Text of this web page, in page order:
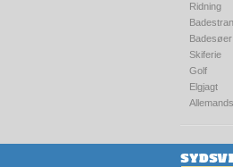
Ridning
Badesøer
Skiferie
Golf
Elgjagt